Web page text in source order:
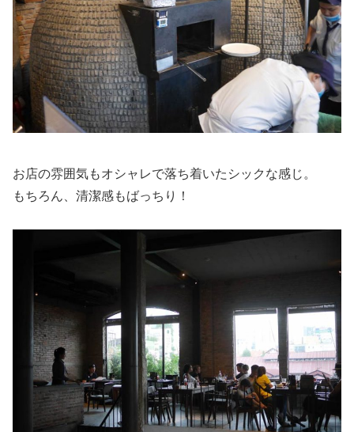
お店の雰囲気もオシャレで落ち着いたシックな感じ。
もちろん、清潔感もばっちり！